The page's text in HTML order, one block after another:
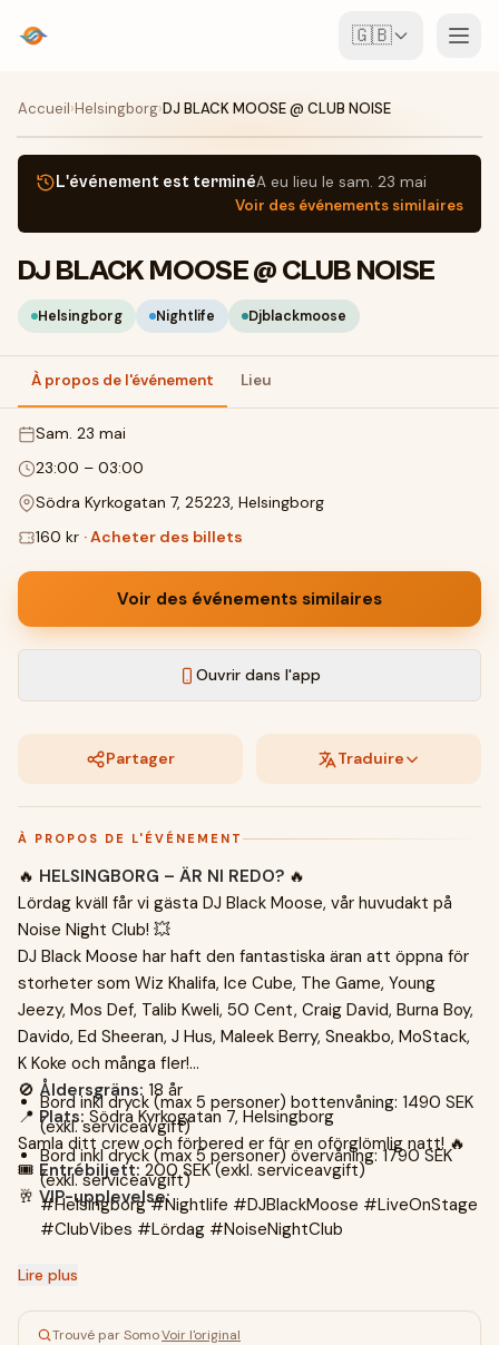
🇬🇧
Événements
Carte
Pour les organisateurs
Créer un événement Télécharger l'appli
Accueil›Helsingborg›DJ BLACK MOOSE @ CLUB NOISE
L'événement est terminéA eu lieu le sam. 23 mai
Voir des événements similaires
DJ BLACK MOOSE @ CLUB NOISE
Helsingborg Nightlife Djblackmoose
À propos de l'événement Lieu
sam. 23 mai
23:00 – 03:00
Södra Kyrkogatan 7, 25223, Helsingborg
160 kr ·Acheter des billets
Voir des événements similaires
Ouvrir dans l'app
Partager Traduire
À PROPOS DE L'ÉVÉNEMENT
🔥 HELSINGBORG – ÄR NI REDO? 🔥
Lördag kväll får vi gästa DJ Black Moose, vår huvudakt på
Noise Night Club! 💥
DJ Black Moose har haft den fantastiska äran att öppna för
storheter som Wiz Khalifa, Ice Cube, The Game, Young
Jeezy, Mos Def, Talib Kweli, 50 Cent, Craig David, Burna Boy,
Davido, Ed Sheeran, J Hus, Maleek Berry, Sneakbo, MoStack,
K Koke och många fler!
🚫 Åldersgräns: 18 år
📍 Plats: Södra Kyrkogatan 7, Helsingborg
Samla ditt crew och förbered er för en oförglömlig natt! 🔥
🎟️ Entrébiljett: 200 SEK (exkl. serviceavgift)
🥂 VIP-upplevelse:
Bord inkl dryck (max 5 personer) bottenvåning: 1490 SEK
(exkl. serviceavgift)
Bord inkl dryck (max 5 personer) övervåning: 1790 SEK
(exkl. serviceavgift)
#Helsingborg #Nightlife #DJBlackMoose #LiveOnStage
#ClubVibes #Lördag #NoiseNightClub
Lire plus
Trouvé par SomoVoir l'original